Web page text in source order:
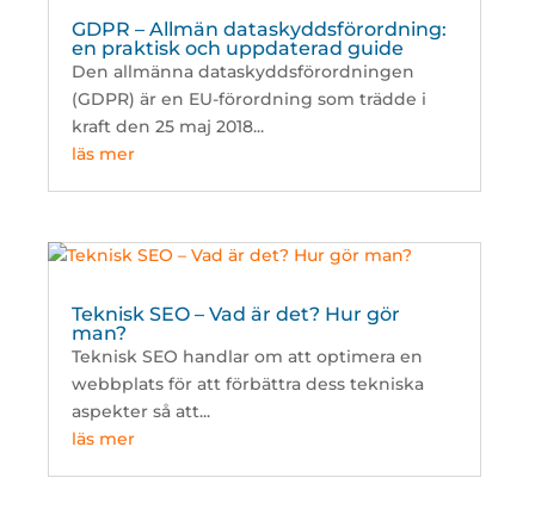
GDPR – Allmän dataskyddsförordning:
en praktisk och uppdaterad guide
Den allmänna dataskyddsförordningen
(GDPR) är en EU-förordning som trädde i
kraft den 25 maj 2018...
läs mer
Teknisk SEO – Vad är det? Hur gör
man?
Teknisk SEO handlar om att optimera en
webbplats för att förbättra dess tekniska
aspekter så att...
läs mer